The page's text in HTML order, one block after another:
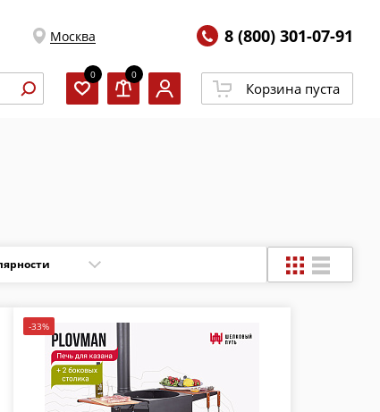
Москва 8 (800) 301-07-91
0 0
Корзина пуста
-33%